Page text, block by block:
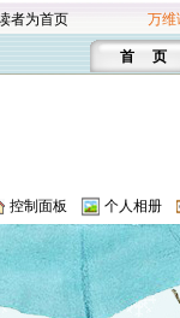
者为首页 万维
首 页
控制面板 个人相册